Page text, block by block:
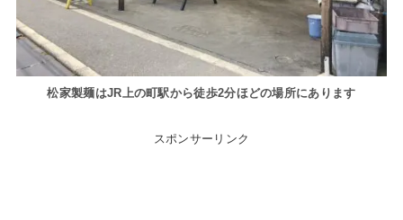
松家製麺はJR上の町駅から徒歩2分ほどの場所にあります
スポンサーリンク